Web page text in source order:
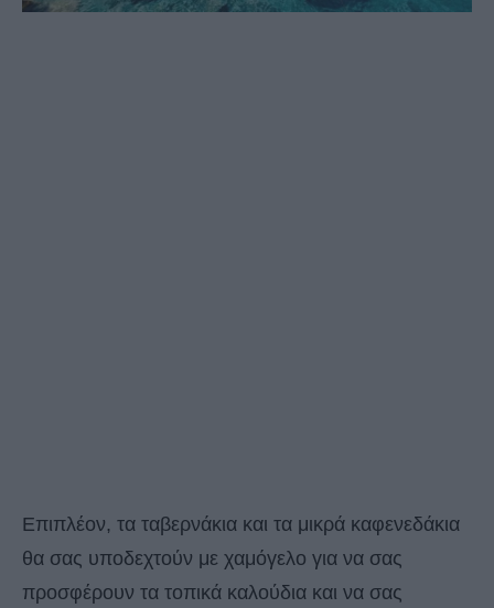
Επιπλέον, τα ταβερνάκια και τα μικρά καφενεδάκια
θα σας υποδεχτούν με χαμόγελο για να σας
προσφέρουν τα τοπικά καλούδια και να σας